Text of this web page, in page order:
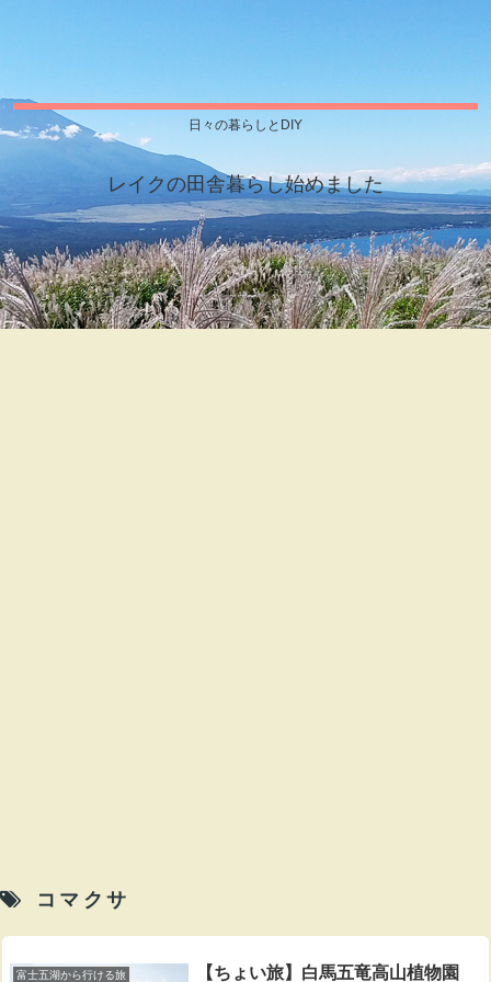
日々の暮らしとDIY
レイクの田舎暮らし始めました
コマクサ
富士五湖から行ける旅 【ちょい旅】白馬五竜高山植物園